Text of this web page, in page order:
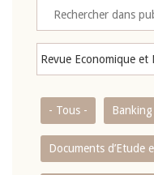
- Tous -
Documents d’Etude